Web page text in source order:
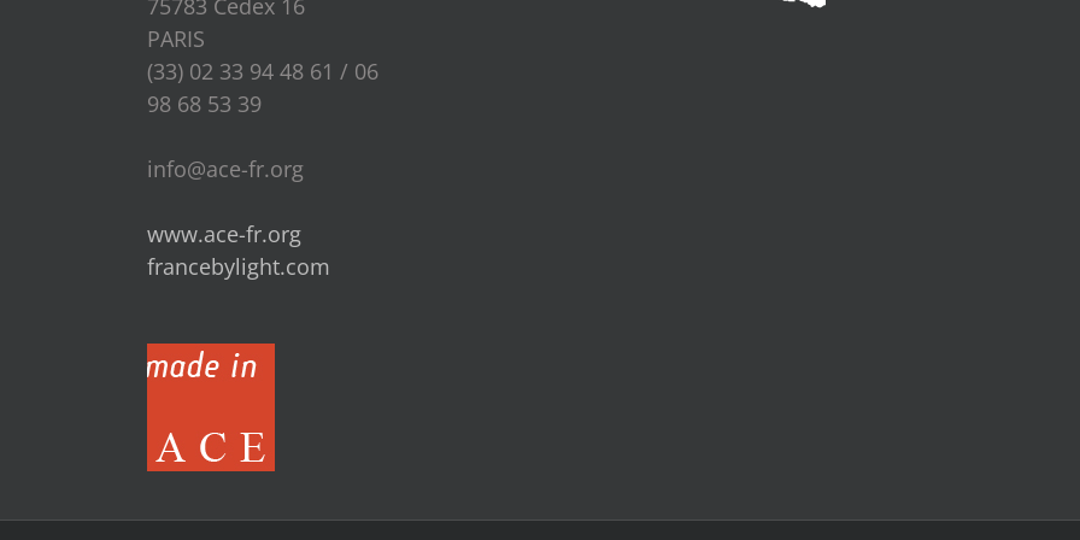
75783 Cedex 16
PARIS
(33) 02 33 94 48 61 / 06
98 68 53 39
info@ace-fr.org
www.ace-fr.org
francebylight.com